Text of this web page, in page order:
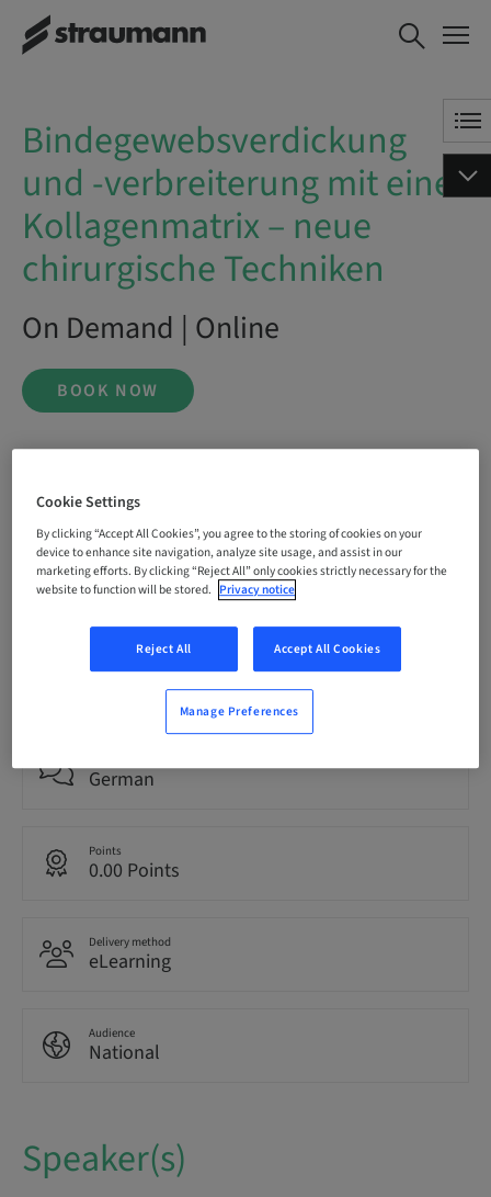
Bindegewebsverdickung und -
verbreiterung mit einer
BOOK NOW
Bindegewebsverdickung
und -verbreiterung mit einer
Kollagenmatrix – neue
chirurgische Techniken
On Demand | Online
BOOK NOW
bookable
Registration deadline
31. Dec 2099 (UTC+1)
Price per Participant (local taxes apply)
German
Points
0.00 Points
Delivery method
eLearning
Audience
National
Speaker(s)
Cookie Settings
By clicking “Accept All Cookies”, you agree to the storing of cookies on your
device to enhance site navigation, analyze site usage, and assist in our
marketing efforts. By clicking “Reject All” only cookies strictly necessary for the
website to function will be stored. Privacy notice
Reject All Accept All Cookies
Manage Preferences